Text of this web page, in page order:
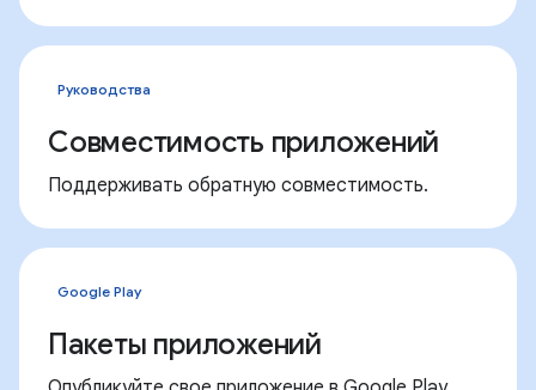
Руководства
Совместимость приложений
Поддерживать обратную совместимость.
Google Play
Пакеты приложений